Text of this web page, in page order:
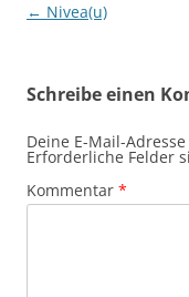
Beitragsnavigation
← Nivea(u)
Schreibe einen
Deine E-Mail-
Erforderliche Felder
Kommentar *